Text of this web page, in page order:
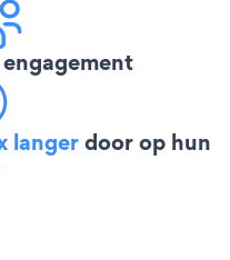
langerdoor op hun